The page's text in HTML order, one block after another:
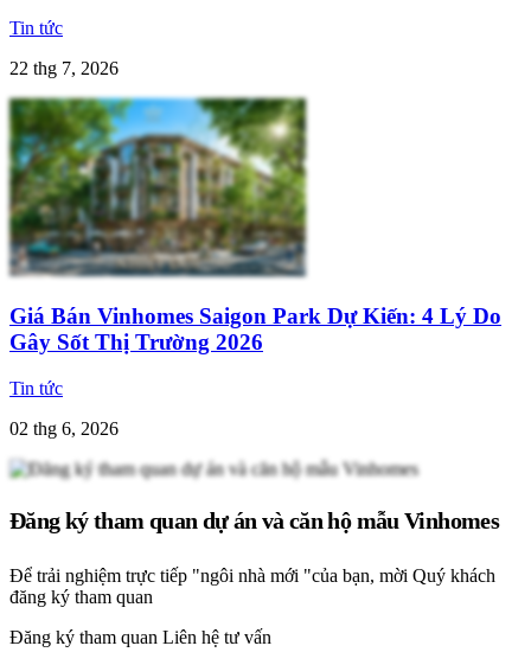
Tin tức
22 thg 7, 2026
Giá Bán Vinhomes Saigon Park Dự Kiến: 4 Lý Do
Gây Sốt Thị Trường 2026
Tin tức
02 thg 6, 2026
Đăng ký tham quan dự án và căn hộ mẫu Vinhomes
Để trải nghiệm trực tiếp "ngôi nhà mới "của bạn, mời Quý khách
đăng ký tham quan
Đăng ký tham quan Liên hệ tư vấn